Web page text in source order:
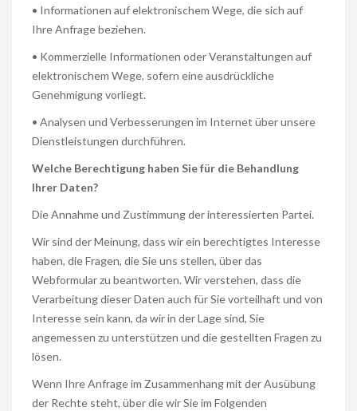
• Informationen auf elektronischem Wege, die sich auf
Ihre Anfrage beziehen.
• Kommerzielle Informationen oder Veranstaltungen auf
elektronischem Wege, sofern eine ausdrückliche
Genehmigung vorliegt.
• Analysen und Verbesserungen im Internet über unsere
Dienstleistungen durchführen.
Welche Berechtigung haben Sie für die Behandlung
Ihrer Daten?
Die Annahme und Zustimmung der interessierten Partei.
Wir sind der Meinung, dass wir ein berechtigtes Interesse
haben, die Fragen, die Sie uns stellen, über das
Webformular zu beantworten. Wir verstehen, dass die
Verarbeitung dieser Daten auch für Sie vorteilhaft und von
Interesse sein kann, da wir in der Lage sind, Sie
angemessen zu unterstützen und die gestellten Fragen zu
lösen.
Wenn Ihre Anfrage im Zusammenhang mit der Ausübung
der Rechte steht, über die wir Sie im Folgenden